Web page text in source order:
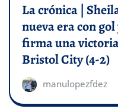
La crónica |
nueva era con
firma una
Bristol City (4-2)
manulopezfdez